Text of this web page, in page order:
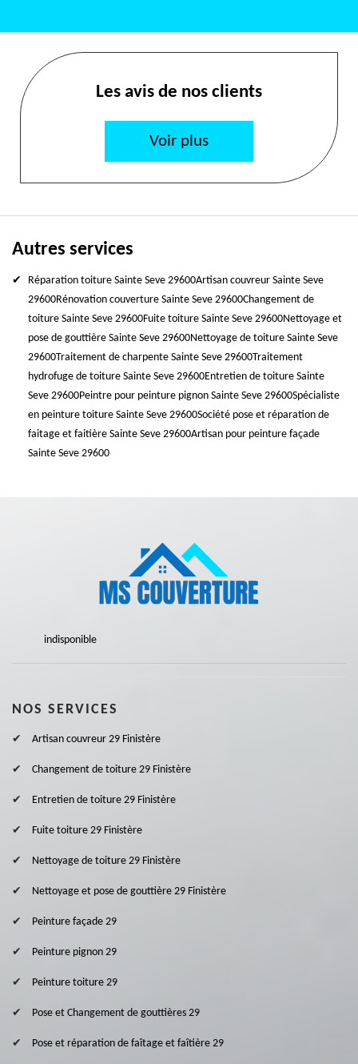
Les avis de nos clients
Voir plus
Autres services
Réparation toiture Sainte Seve 29600Artisan couvreur Sainte Seve
29600Rénovation couverture Sainte Seve 29600Changement de
toiture Sainte Seve 29600Fuite toiture Sainte Seve 29600Nettoyage et
pose de gouttière Sainte Seve 29600Nettoyage de toiture Sainte Seve
29600Traitement de charpente Sainte Seve 29600Traitement
hydrofuge de toiture Sainte Seve 29600Entretien de toiture Sainte
Seve 29600Peintre pour peinture pignon Sainte Seve 29600Spécialiste
en peinture toiture Sainte Seve 29600Société pose et réparation de
faitage et faitière Sainte Seve 29600Artisan pour peinture façade
Sainte Seve 29600
indisponible
NOS SERVICES
Artisan couvreur 29 Finistère
Changement de toiture 29 Finistère
Entretien de toiture 29 Finistère
Fuite toiture 29 Finistère
Nettoyage de toiture 29 Finistère
Nettoyage et pose de gouttière 29 Finistère
Peinture façade 29
Peinture pignon 29
Peinture toiture 29
Pose et Changement de gouttières 29
Pose et réparation de faîtage et faîtière 29